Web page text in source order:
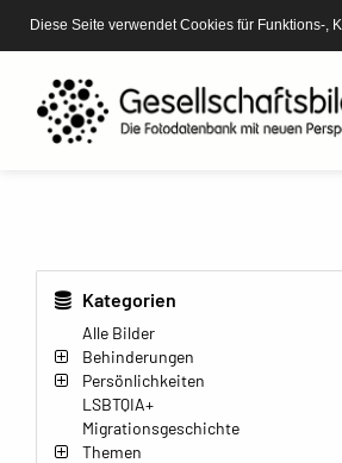
Diese Seite verwendet Cookies für Funktions-,
Kategorien
Alle Bilder
Behinderungen
Persönlichkeiten
LSBTQIA+
Migrationsgeschichte
Themen